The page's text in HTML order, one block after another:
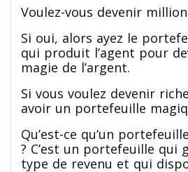
Voulez-vous devenir
Si oui, alors ayez le
qui produit l’agent pour
magie de l’argent.
Si vous voulez devenir
avoir un portefeuille
Qu’est-ce qu’un
? C’est un portefeuille qui
type de revenu et qui